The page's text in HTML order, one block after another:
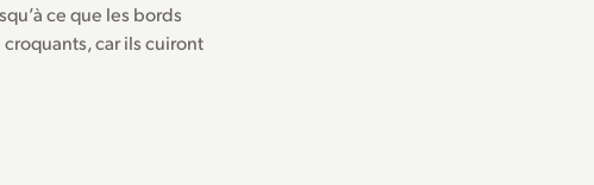
ce que les bords
car ils cuiront